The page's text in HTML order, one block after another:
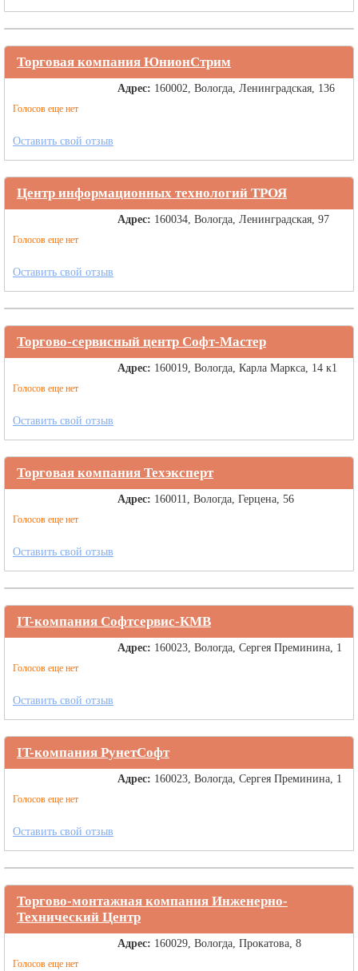
Торговая компания ЮнионСтрим
Голосов еще нет
Адрес: 160002, Вологда, Ленинградская, 136
Оставить свой отзыв
Центр информационных технологий ТРОЯ
Голосов еще нет
Адрес: 160034, Вологда, Ленинградская, 97
Оставить свой отзыв
Торгово-сервисный центр Софт-Мастер
Голосов еще нет
Адрес: 160019, Вологда, Карла Маркса, 14 к1
Оставить свой отзыв
Торговая компания Техэксперт
Голосов еще нет
Адрес: 160011, Вологда, Герцена, 56
Оставить свой отзыв
IT-компания Софтсервис-КМВ
Голосов еще нет
Адрес: 160023, Вологда, Сергея Преминина, 1
Оставить свой отзыв
IT-компания РунетСофт
Голосов еще нет
Адрес: 160023, Вологда, Сергея Преминина, 1
Оставить свой отзыв
Торгово-монтажная компания Инженерно-
Технический Центр
Голосов еще нет
Адрес: 160029, Вологда, Прокатова, 8